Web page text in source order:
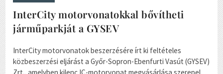
InterCity motorvonatokkal bővítheti
járműparkját a GYSEV
InterCity motorvonatok beszerzésére írt ki feltételes
közbeszerzési eljárást a Győr-Sopron-Ebenfurti Vasút (GYSEV)